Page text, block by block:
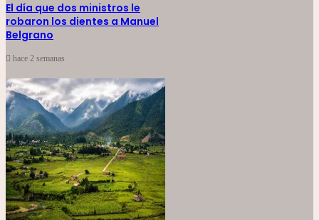
El día que dos ministros le
robaron los dientes a Manuel
Belgrano
hace 2 semanas